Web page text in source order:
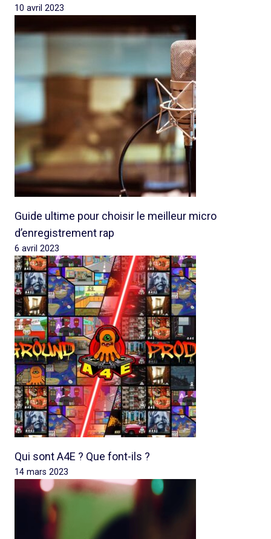
10 avril 2023
Guide ultime pour choisir le meilleur micro
d’enregistrement rap
6 avril 2023
Qui sont A4E ? Que font-ils ?
14 mars 2023